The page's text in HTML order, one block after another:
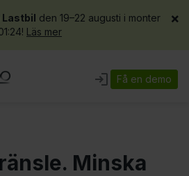
Lastbil den 19–22 augusti i monter
Läs mer
×
Få en demo
Minska